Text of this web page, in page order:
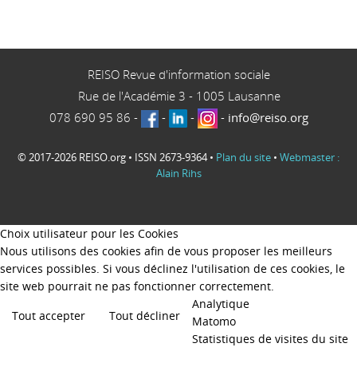
REISO Revue d'information sociale
Rue de l'Académie 3 - 1005 Lausanne
078 690 95 86 - - - - info@reiso.org
© 2017-2026 REISO.org • ISSN 2673-9364 • Plan du site • Webmaster :
Alain Rihs
Choix utilisateur pour les Cookies
Nous utilisons des cookies afin de vous proposer les meilleurs
services possibles. Si vous déclinez l'utilisation de ces cookies, le
site web pourrait ne pas fonctionner correctement.
Tout accepter
Tout décliner
Analytique
Matomo
Statistiques de visites du site